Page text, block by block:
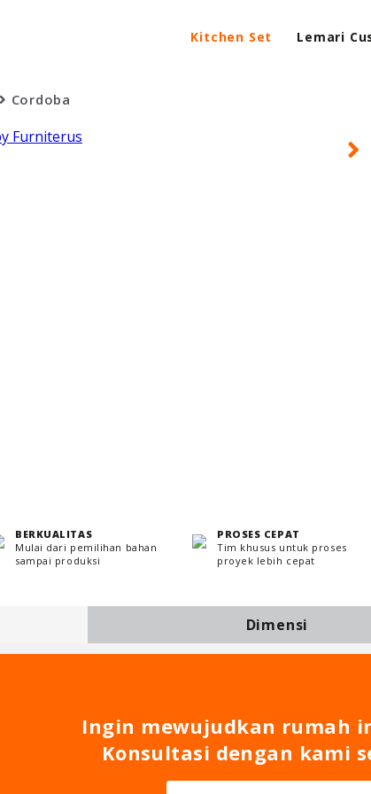
Kitchen Set Lemari
Cordoba
Dimensi
BERKUALITAS
Mulai dari pemilihan bahan
sampai produksi
PROSES CEPAT
Tim khusus untuk proses
proyek lebih cepat
Ingin mewujudkan rumah
Konsultasi dengan kami